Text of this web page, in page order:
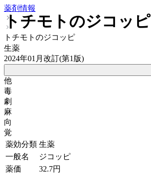
薬剤情報
トチモトのジコッピ
トチモトのジコッピ
生薬
2024年01月改訂(第1版)
他
毒
劇
麻
向
覚
薬効分類 生薬
一般名
ジコッピ
薬価
32.7円